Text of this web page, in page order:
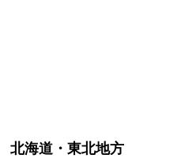
北海道・東北地方